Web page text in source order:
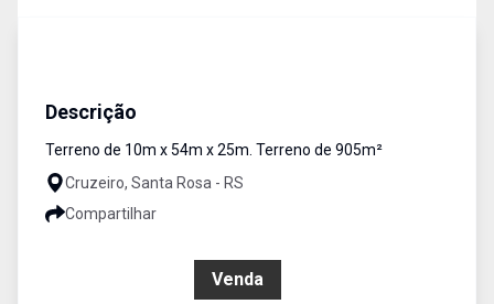
Descrição
Terreno de 10m x 54m x 25m. Terreno de 905m²
Cruzeiro, Santa Rosa - RS
Compartilhar
Venda